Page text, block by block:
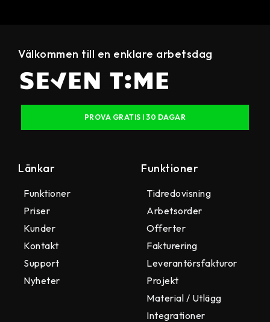
Välkommen till en enklare arbetsdag
PROVA GRATIS I 30 DAGAR
Länkar
Funktioner
Priser
Kunder
Kontakt
Support
Nyheter
Funktioner
Tidredovisning
Arbetsorder
Offerter
Fakturering
Leverantörsfakturor
Projekt
Material / Utlägg
Integrationer